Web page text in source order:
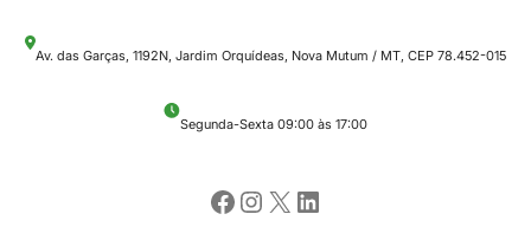
paraAv. das Garças, 1192N, Jardim Orquídeas, Nova Mutum / MT, CEP 78.452-015
Segunda-Sexta 09:00 às 17:00
Facebook Instagram X LinkedIn